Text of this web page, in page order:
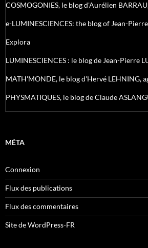
COSMOGONIES, le blog d'Aurélien
e-LUMINESCIENCES: the blog of Jean-
Explora
LUMINESCIENCES : le blog de Jean-Pierre
MATH'MONDE, le blog d'Hervé LEHNING,
PHYSMATIQUES, le blog de Claude
MÉTA
Connexion
Flux des publications
Flux des commentaires
Site de WordPress-FR